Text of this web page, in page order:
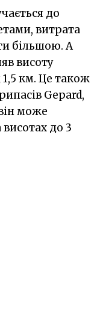
до
витрата
більшою. А
висоту
км. Це також
Gepard,
може
висотах до 3